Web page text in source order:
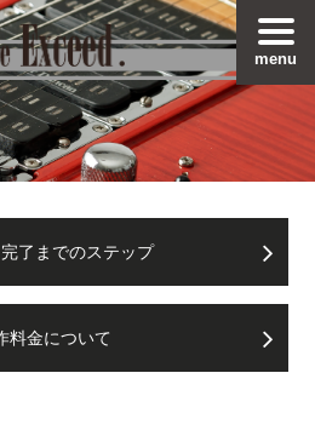
menu
了までのステップ
料金について